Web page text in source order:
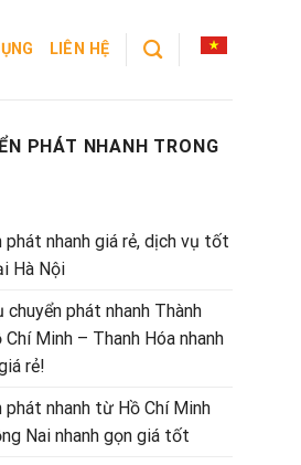
LIÊN HỆ
PHÁT NHANH TRONG
phát nhanh giá rẻ, dịch vụ tốt
Hà Nội
chuyển phát nhanh Thành
Chí Minh – Thanh Hóa nhanh
rẻ!
phát nhanh từ Hồ Chí Minh
Nai nhanh gọn giá tốt